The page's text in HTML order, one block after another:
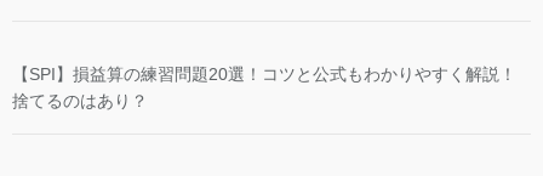
【SPI】損益算の練習問題20選！コツと公式もわかりやすく解説！
捨てるのはあり？